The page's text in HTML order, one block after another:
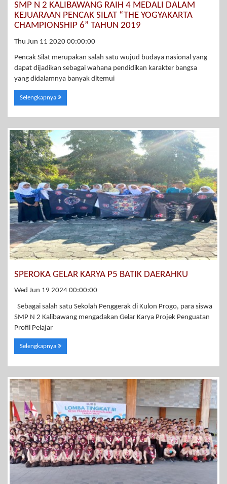
SMP N 2 KALIBAWANG RAIH 4 MEDALI DALAM
KEJUARAAN PENCAK SILAT “THE YOGYAKARTA
CHAMPIONSHIP 6” TAHUN 2019
Thu Jun 11 2020 00:00:00
Pencak Silat merupakan salah satu wujud budaya nasional yang
dapat dijadikan sebagai wahana pendidikan karakter bangsa
yang didalamnya banyak ditemui
Selengkapnya
SPEROKA GELAR KARYA P5 BATIK DAERAHKU
Wed Jun 19 2024 00:00:00
Sebagai salah satu Sekolah Penggerak di Kulon Progo, para siswa
SMP N 2 Kalibawang mengadakan Gelar Karya Projek Penguatan
Profil Pelajar
Selengkapnya